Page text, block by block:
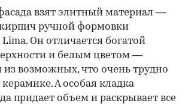
взят элитный материал —
ручной формовки
Он отличается богатой
и белым цветом —
возможных, что очень трудно
керамике. А особая кладка
придает объем и раскрывает все